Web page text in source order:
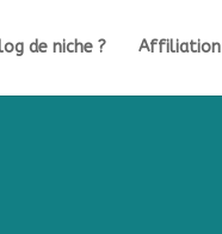
de niche ? Affiliation